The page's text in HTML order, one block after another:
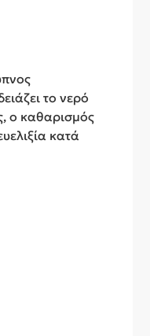
το νερό
ο καθαρισμός
κατά